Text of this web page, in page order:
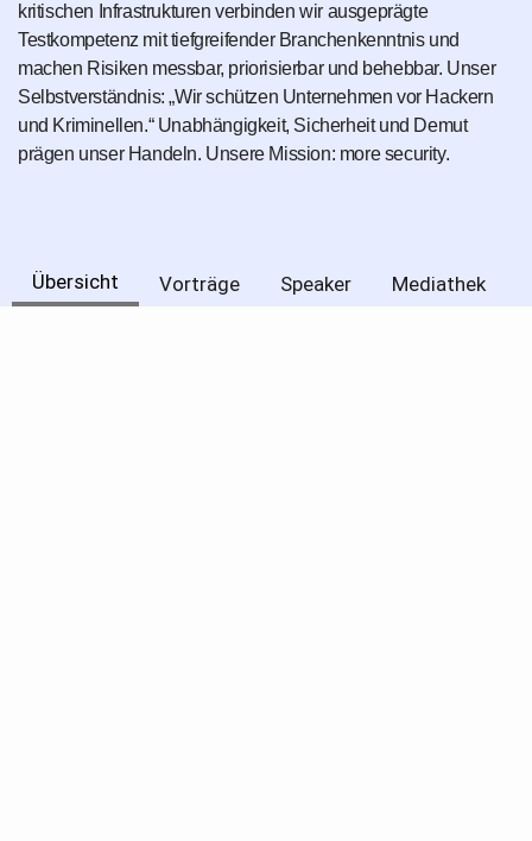
kritischen Infrastrukturen verbinden wir ausgeprägte
Testkompetenz mit tiefgreifender Branchenkenntnis und
machen Risiken messbar, priorisierbar und behebbar. Unser
Selbstverständnis: „Wir schützen Unternehmen vor Hackern
und Kriminellen.“ Unabhängigkeit, Sicherheit und Demut
prägen unser Handeln. Unsere Mission: more security.
Übersicht Vorträge Speaker Mediathek